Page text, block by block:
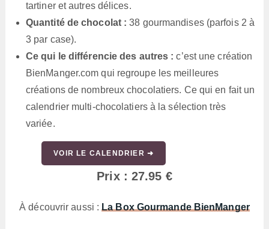
tartiner et autres délices.
Quantité de chocolat : 38 gourmandises (parfois 2 à
3 par case).
Ce qui le différencie des autres : c’est une création
BienManger.com qui regroupe les meilleures
créations de nombreux chocolatiers. Ce qui en fait un
calendrier multi-chocolatiers à la sélection très
variée.
VOIR LE CALENDRIER ➜
Prix : 27.95 €
À découvrir aussi :La Box Gourmande BienManger